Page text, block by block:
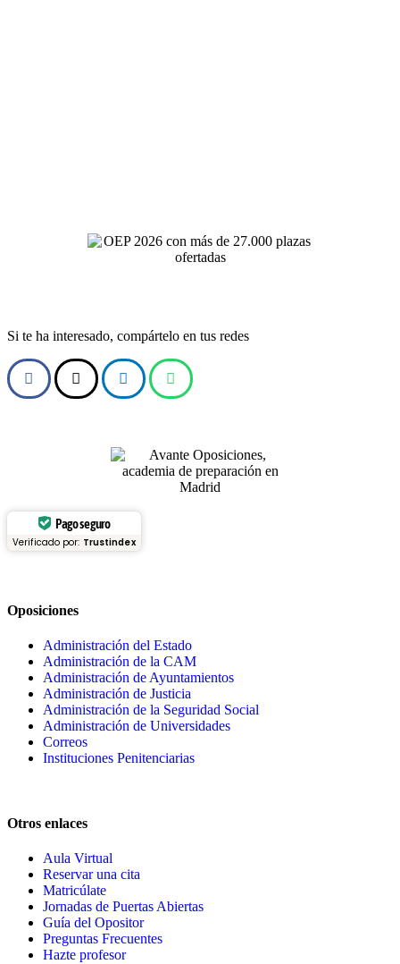
Si te ha interesado, compártelo en tus redes
Pago seguro
Verificado por: Trustindex
Oposiciones
Administración del Estado
Administración de la CAM
Administración de Ayuntamientos
Administración de Justicia
Administración de la Seguridad Social
Administración de Universidades
Correos
Instituciones Penitenciarias
Otros enlaces
Aula Virtual
Reservar una cita
Matricúlate
Jornadas de Puertas Abiertas
Guía del Opositor
Preguntas Frecuentes
Hazte profesor